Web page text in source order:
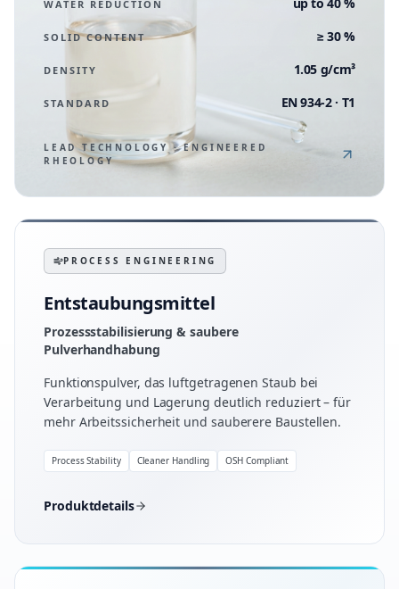
WATER REDUCTION
SOLID CONTENT ≥ 30 %
DENSITY 1.05 g/cm³
STANDARD EN 934-2 · T1
LEAD TECHNOLOGY · ENGINEERED
RHEOLOGY
PROCESS ENGINEERING
Entstaubungsmittel
Prozessstabilisierung & saubere
Pulverhandhabung
Funktionspulver, das luftgetragenen Staub bei
Verarbeitung und Lagerung deutlich reduziert – für
mehr Arbeitssicherheit und sauberere Baustellen.
Process Stability Cleaner Handling OSH Compliant
Produktdetails